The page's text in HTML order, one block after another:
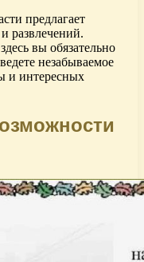
предлагает
развлечений.
вы обязательно
незабываемое
и интересных